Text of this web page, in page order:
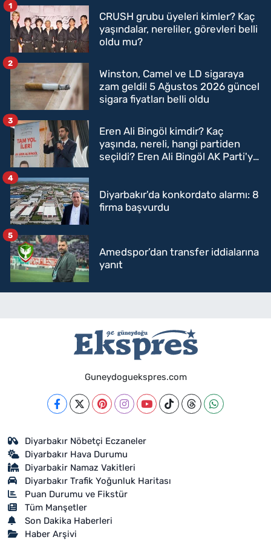
CRUSH grubu üyeleri kimler? Kaç
yaşındalar, nereliler, görevleri belli
oldu mu?
1
Winston, Camel ve LD sigaraya
zam geldi! 5 Ağustos 2026 güncel
sigara fiyatları belli oldu
2
Eren Ali Bingöl kimdir? Kaç
yaşında, nereli, hangi partiden
seçildi? Eren Ali Bingöl AK Parti'ye
3
Diyarbakır'da konkordato alarmı: 8
firma başvurdu
4
Amedspor’dan transfer iddialarına
yanıt
5
Guneydoguekspres.com
Diyarbakır Nöbetçi Eczaneler
Diyarbakır Hava Durumu
Diyarbakir Namaz Vakitleri
Diyarbakır Trafik Yoğunluk Haritası
Puan Durumu ve Fikstür
Tüm Manşetler
Son Dakika Haberleri
Haber Arşivi